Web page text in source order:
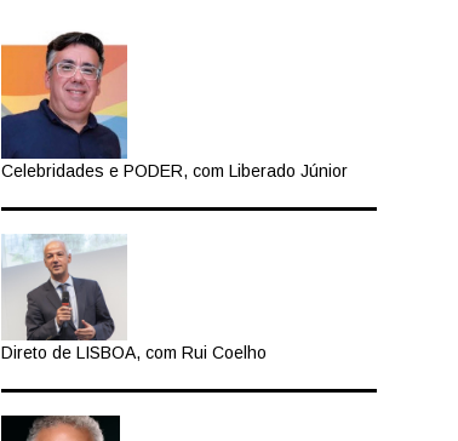
Celebridades e PODER, com Liberado Júnior
Direto de LISBOA, com Rui Coelho